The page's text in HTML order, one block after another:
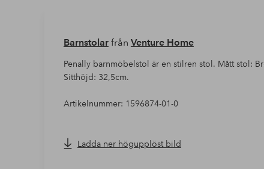
Barnstolarfrån Venture Home
Penally barnmöbelstol är en stilren stol. Mått stol:
Sitthöjd: 32,5cm.
Artikelnummer: 1596874-01-0
Ladda ner högupplöst bild